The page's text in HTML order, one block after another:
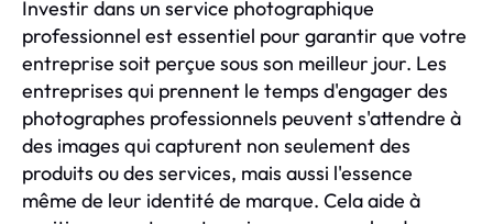
Investir dans un service photographique
professionnel est essentiel pour garantir que votre
entreprise soit perçue sous son meilleur jour. Les
entreprises qui prennent le temps d'engager des
photographes professionnels peuvent s'attendre à
des images qui capturent non seulement des
produits ou des services, mais aussi l'essence
même de leur identité de marque. Cela aide à